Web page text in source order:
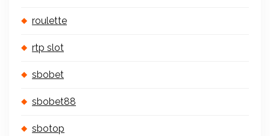
roulette
rtp slot
sbobet
sbobet88
sbotop